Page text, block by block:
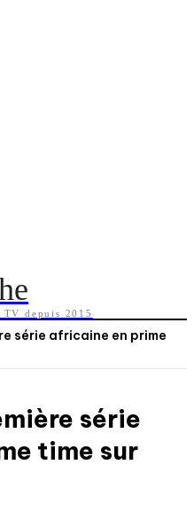
depuis 2015
série africaine en prime
série
time sur